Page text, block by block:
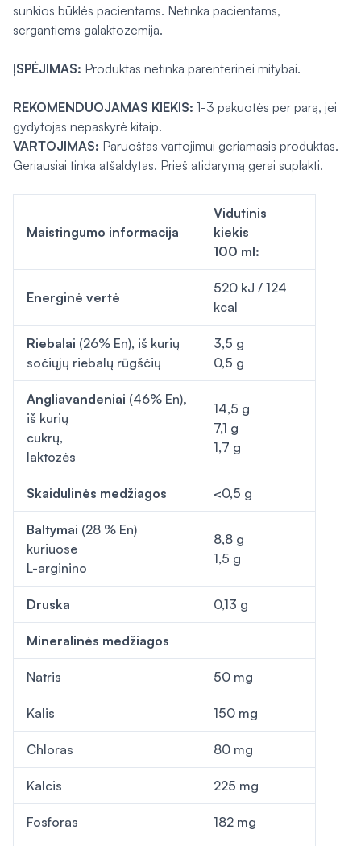
sunkios būklės pacientams. Netinka pacientams,
sergantiems galaktozemija.
ĮSPĖJIMAS: Produktas netinka parenterinei mitybai.
REKOMENDUOJAMAS KIEKIS: 1-3 pakuotės per parą, jei
gydytojas nepaskyrė kitaip.
VARTOJIMAS: Paruoštas vartojimui geriamasis produktas.
Geriausiai tinka atšaldytas. Prieš atidarymą gerai suplakti.
Maistingumo informacija
Vidutinis
kiekis
100 ml:
Energinė vertė
520 kJ / 124
kcal
Riebalai (26% En), iš kurių
sočiųjų riebalų rūgščių
3,5 g
0,5 g
Angliavandeniai (46% En),
iš kurių
cukrų,
laktozės
14,5 g
7,1 g
1,7 g
Skaidulinės medžiagos <0,5 g
Baltymai (28 % En)
kuriuose
L-arginino
8,8 g
1,5 g
Druska 0,13 g
Mineralinės medžiagos
Natris 50 mg
Kalis 150 mg
Chloras 80 mg
Kalcis 225 mg
Fosforas 182 mg